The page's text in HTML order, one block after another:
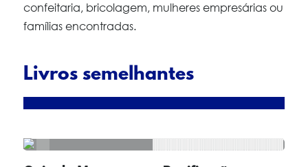
confeitaria, bricolagem, mulheres empresárias ou
famílias encontradas.
Livros semelhantes